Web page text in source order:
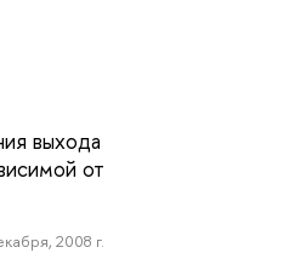
выхода
от
2008 г.